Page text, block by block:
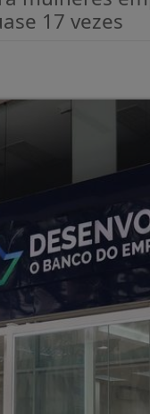
17 vezes